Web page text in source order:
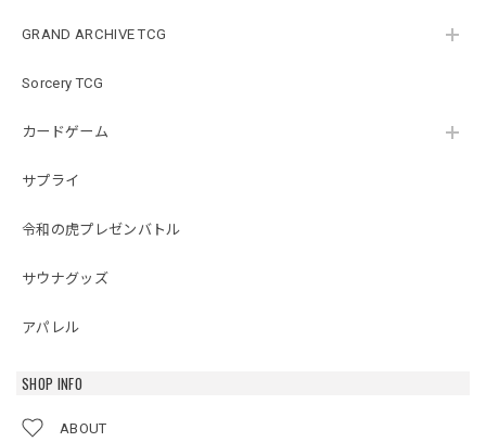
GRAND ARCHIVE TCG
Sorcery TCG
カードゲーム
サプライ
令和の虎プレゼンバトル
サウナグッズ
アパレル
SHOP INFO
ABOUT